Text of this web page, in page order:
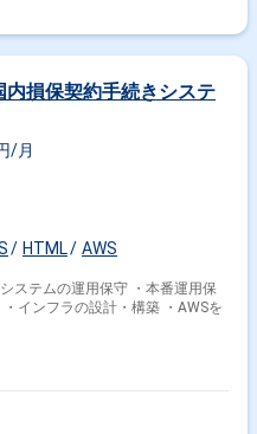
損保契約手続きシステ
/月
HTML AWS
ステムの運用保守 ・本番運用保
インフラの設計・構築 ・AWSを